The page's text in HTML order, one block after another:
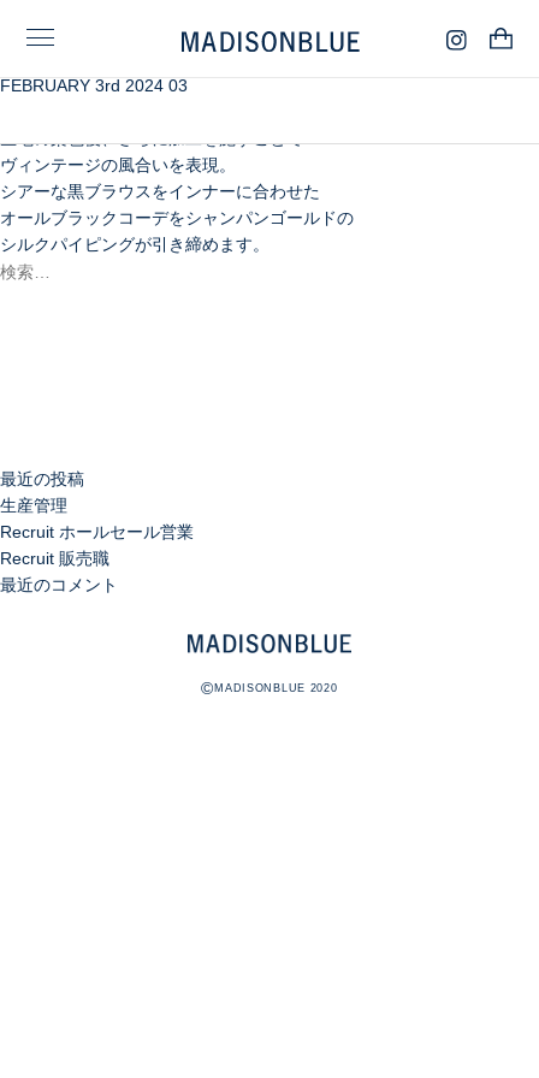
FEBRUARY 3rd 2024 03
レーヨンとリネンの光沢差が織りなすオリエンタルな
ヴィンテージの風合いを表現。
シアーな黒ブラウスをインナーに合わせた
オールブラックコーデをシャンパンゴールドの
シルクパイピングが引き締めます。
検
最近の投稿
生産管理
Recruit ホールセール営業
Recruit 販売職
最近のコメント
©MADISONBLUE 2020